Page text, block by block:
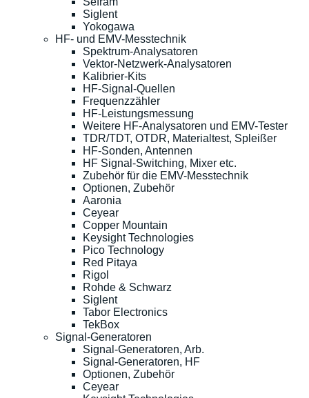
Siglent
Yokogawa
HF- und EMV-Messtechnik
Spektrum-Analysatoren
Vektor-Netzwerk-Analysatoren
Kalibrier-Kits
HF-Signal-Quellen
Frequenzzähler
HF-Leistungsmessung
Weitere HF-Analysatoren und EMV-Tester
TDR/TDT, OTDR, Materialtest, Spleißer
HF-Sonden, Antennen
HF Signal-Switching, Mixer etc.
Zubehör für die EMV-Messtechnik
Optionen, Zubehör
Aaronia
Ceyear
Copper Mountain
Keysight Technologies
Pico Technology
Red Pitaya
Rigol
Rohde & Schwarz
Siglent
Tabor Electronics
TekBox
Signal-Generatoren
Signal-Generatoren, Arb.
Signal-Generatoren, HF
Optionen, Zubehör
Ceyear